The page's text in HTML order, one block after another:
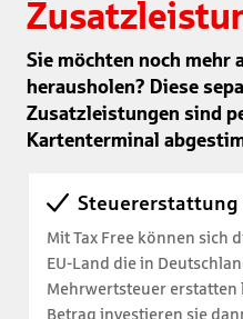
Sie möchten noch mehr
herausholen? Diese
Zusatzleistungen sind
Kartenterminal
Steuererstattung
Mit Tax Free können sich
EU-Land die in
Mehrwertsteuer erstatten
Betrag investieren sie